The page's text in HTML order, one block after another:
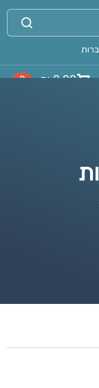
₪ 0.00
0